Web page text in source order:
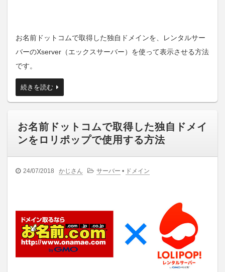
お名前ドットコムで取得した独自ドメインを、レンタルサー
バーのXserver（エックスサーバー）を使って表示させる方法
です。
続きを読む
お名前ドットコムで取得した独自ドメイ
ンをロリポップで使用する方法
24/07/2018 かじさん サーバー • ドメイン